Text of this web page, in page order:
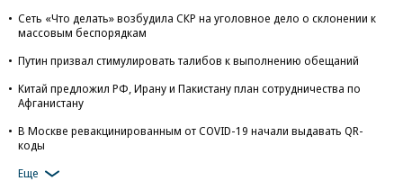
Сеть «Что делать» возбудила СКР на уголовное дело о склонении к
массовым беспорядкам
Путин призвал стимулировать талибов к выполнению обещаний
Китай предложил РФ, Ирану и Пакистану план сотрудничества по
Афганистану
В Москве ревакцинированным от COVID-19 начали выдавать QR-
коды
Еще